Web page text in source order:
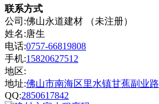
联系方式
公司:佛山永道建材 （未注册）
姓名:唐生
电话:0757-66819808
手机:15820627512
地区:
地址:佛山市南海区里水镇甘蕉副业路
QQ:2850617842